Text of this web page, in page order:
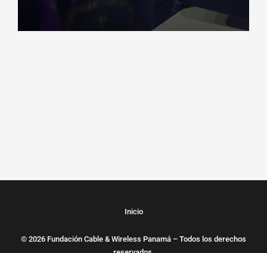
Inicio
© 2026 Fundación Cable & Wireless Panamá – Todos los derechos